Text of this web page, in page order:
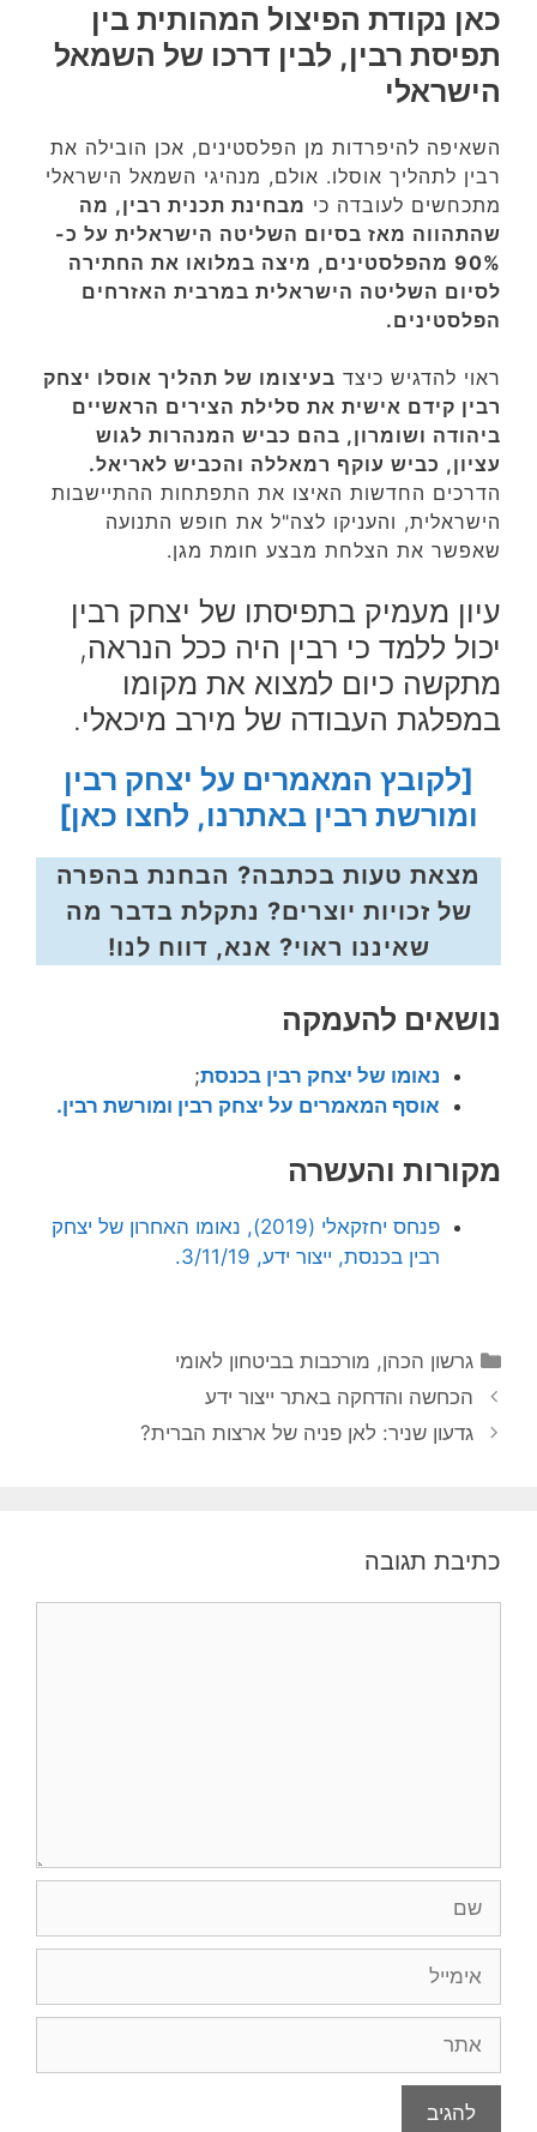
כאן נקודת הפיצול המהותית בין
תפיסת רבין, לבין דרכו של השמאל
הישראלי
השאיפה להיפרדות מן הפלסטינים, אכן הובילה את
רבין לתהליך אוסלו. אולם, מנהיגי השמאל הישראלי
מתכחשים לעובדה כי מבחינת תכנית רבין, מה
שהתהווה מאז בסיום השליטה הישראלית על כ-
90% מהפלסטינים, מיצה במלואו את החתירה
לסיום השליטה הישראלית במרבית האזרחים
הפלסטינים.
ראוי להדגיש כיצד בעיצומו של תהליך אוסלו יצחק
רבין קידם אישית את סלילת הצירים הראשיים
ביהודה ושומרון, בהם כביש המנהרות לגוש
עציון, כביש עוקף רמאללה והכביש לאריאל.
הדרכים החדשות האיצו את התפתחות ההתיישבות
הישראלית, והעניקו לצה"ל את חופש התנועה
שאפשר את הצלחת מבצע חומת מגן.
עיון מעמיק בתפיסתו של יצחק רבין
יכול ללמד כי רבין היה ככל הנראה,
מתקשה כיום למצוא את מקומו
במפלגת העבודה של מירב מיכאלי.
[לקובץ המאמרים על יצחק רבין
ומורשת רבין באתרנו, לחצו כאן]
מצאת טעות בכתבה? הבחנת בהפרה
של זכויות יוצרים? נתקלת בדבר מה
שאיננו ראוי? אנא, דווח לנו!
נושאים להעמקה
נאומו של יצחק רבין בכנסת;
אוסף המאמרים על יצחק רבין ומורשת רבין.
מקורות והעשרה
פנחס יחזקאלי (2019), נאומו האחרון של יצחק
רבין בכנסת, ייצור ידע, 3/11/19.
קטגוריות
גרשון הכהן, מורכבות בביטחון לאומי
הכחשה והדחקה באתר ייצור ידע
גדעון שניר: לאן פניה של ארצות הברית?
כתיבת תגובה